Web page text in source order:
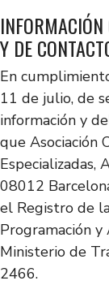
Y DE
En
11 de julio, de
información y
que Asociación
Especializadas,
08012
el Registro de
Programación
Ministerio de
2466.